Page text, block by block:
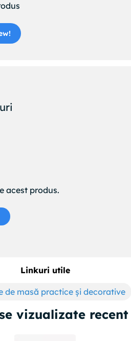
acest produs.
Linkuri utile
de masă practice și decorative
vizualizate recent